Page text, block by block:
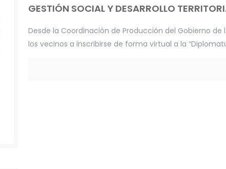
GESTIÓN SOCIAL Y DESARROLLO
Desde la Coordinación de Producción del Gobierno de
los vecinos a inscribirse de forma virtual a la